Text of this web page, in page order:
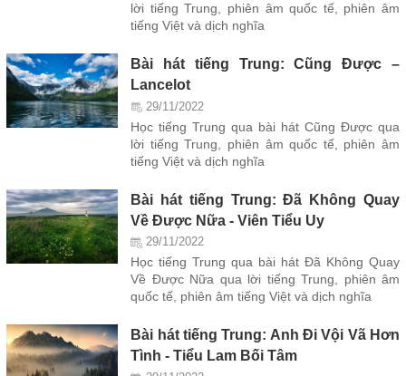
lời tiếng Trung, phiên âm quốc tế, phiên âm
tiếng Việt và dịch nghĩa
Bài hát tiếng Trung: Cũng Được –
Lancelot
29/11/2022
Học tiếng Trung qua bài hát Cũng Được qua
lời tiếng Trung, phiên âm quốc tế, phiên âm
tiếng Việt và dịch nghĩa
Bài hát tiếng Trung: Đã Không Quay
Về Được Nữa - Viên Tiểu Uy
29/11/2022
Học tiếng Trung qua bài hát Đã Không Quay
Về Được Nữa qua lời tiếng Trung, phiên âm
quốc tế, phiên âm tiếng Việt và dịch nghĩa
Bài hát tiếng Trung: Anh Đi Vội Vã Hơn
Tình - Tiểu Lam Bối Tâm